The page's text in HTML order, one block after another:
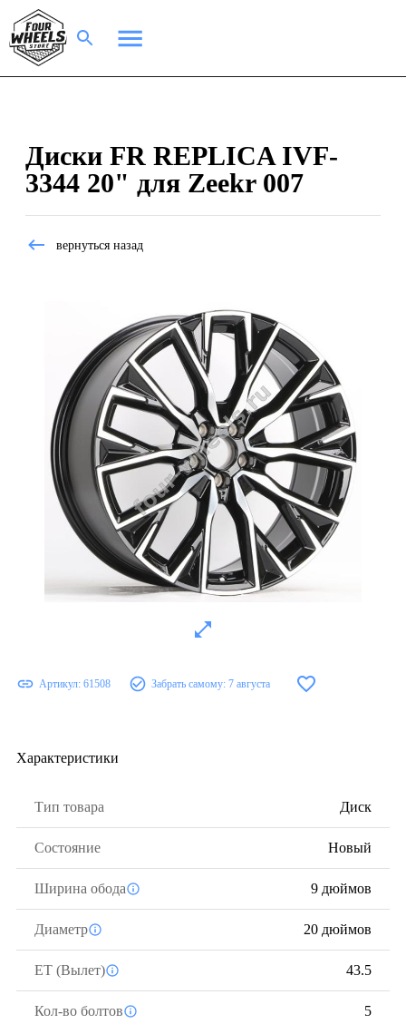
Диски FR REPLICA IVF-
3344 20" для Zeekr 007
вернуться назад
Артикул: 61508 Забрать самому: 7 августа
Характеристики
Тип товара Диск
Состояние Новый
Ширина обода 9 дюймов
Диаметр 20 дюймов
ЕТ (Вылет) 43.5
Кол-во болтов 5